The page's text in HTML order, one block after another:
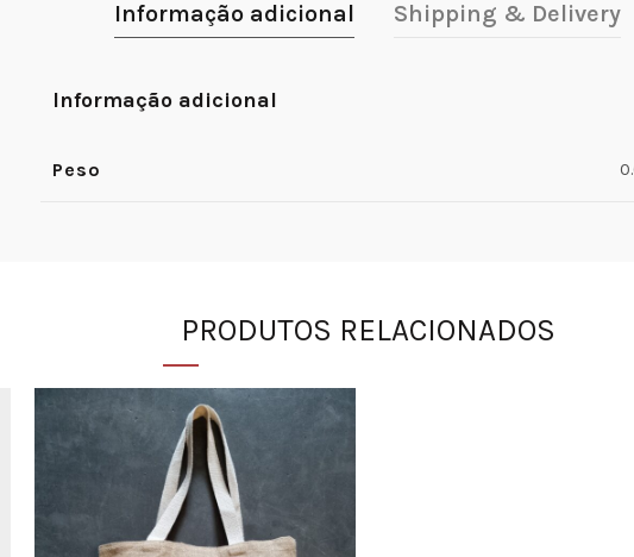
Informação adicional Shipping & Delivery
Informação adicional
Peso
PRODUTOS RELACIONADOS